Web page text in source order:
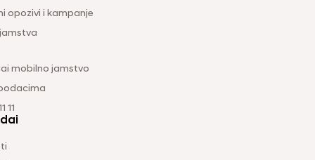
opozivi i kampanje
mobilno jamstvo
11